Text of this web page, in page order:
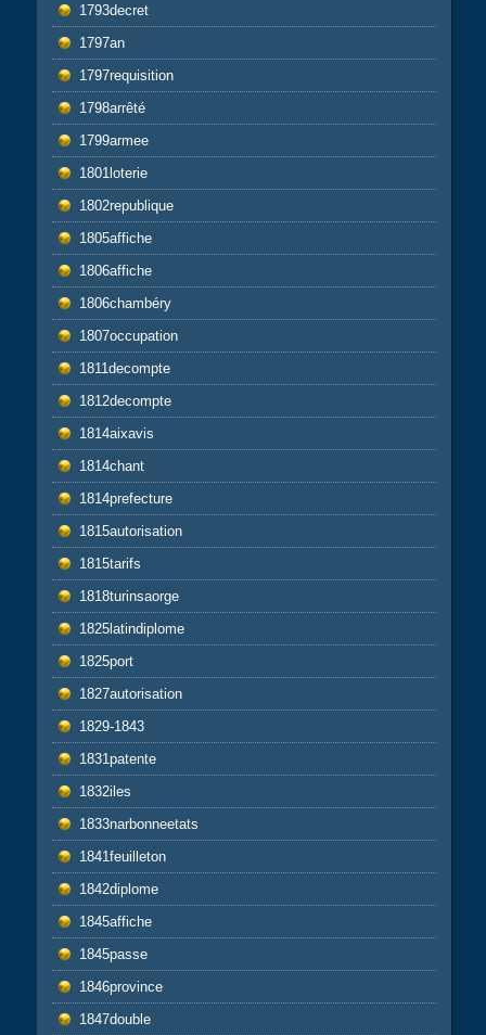
1793decret
1797an
1797requisition
1798arrêté
1799armee
1801loterie
1802republique
1805affiche
1806affiche
1806chambéry
1807occupation
1811decompte
1812decompte
1814aixavis
1814chant
1814prefecture
1815autorisation
1815tarifs
1818turinsaorge
1825latindiplome
1825port
1827autorisation
1829-1843
1831patente
1832iles
1833narbonneetats
1841feuilleton
1842diplome
1845affiche
1845passe
1846province
1847double